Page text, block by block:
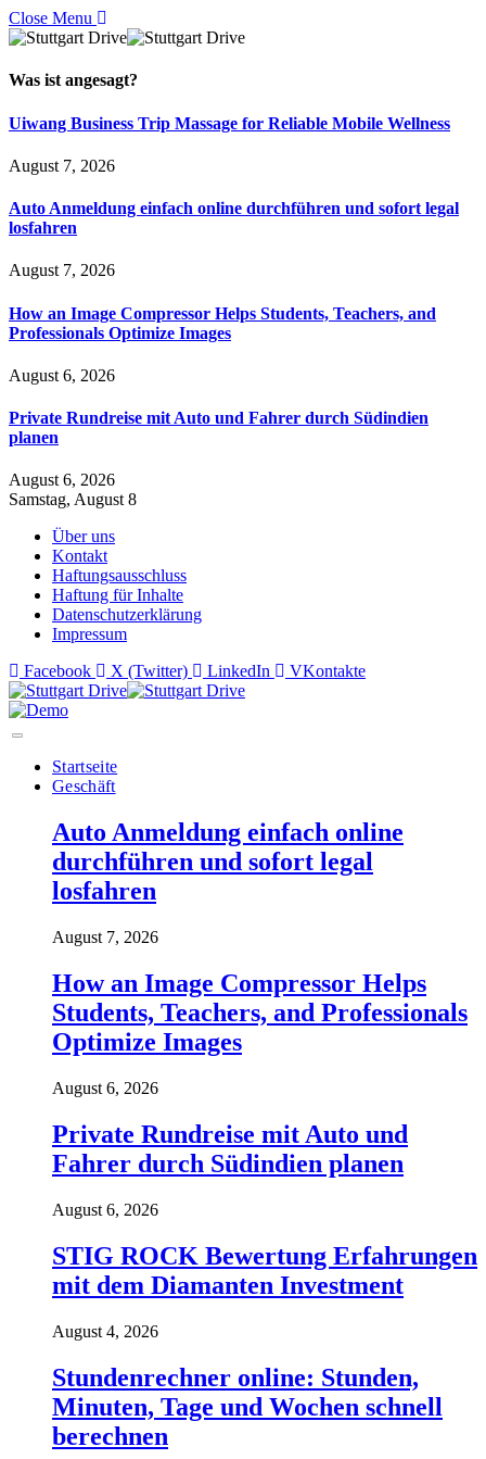
Close Menu
Was ist angesagt?
Uiwang Business Trip Massage for Reliable Mobile Wellness
August 7, 2026
Auto Anmeldung einfach online durchführen und sofort legal
losfahren
August 7, 2026
How an Image Compressor Helps Students, Teachers, and
Professionals Optimize Images
August 6, 2026
Private Rundreise mit Auto und Fahrer durch Südindien
planen
August 6, 2026
Samstag, August 8
Über uns
Kontakt
Haftungsausschluss
Haftung für Inhalte
Datenschutzerklärung
Impressum
Facebook
X (Twitter) LinkedIn VKontakte
Startseite
Geschäft
Auto Anmeldung einfach online
durchführen und sofort legal
losfahren
August 7, 2026
How an Image Compressor Helps
Students, Teachers, and Professionals
Optimize Images
August 6, 2026
Private Rundreise mit Auto und
Fahrer durch Südindien planen
August 6, 2026
STIG ROCK Bewertung Erfahrungen
mit dem Diamanten Investment
August 4, 2026
Stundenrechner online: Stunden,
Minuten, Tage und Wochen schnell
berechnen